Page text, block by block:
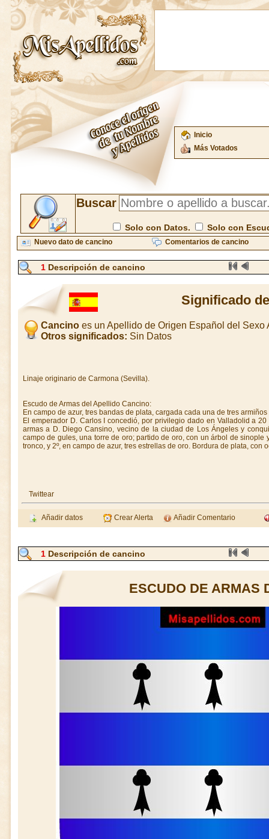
Inicio
Más Votados
Buscar
Solo con Datos. Solo con
Nuevo dato de cancino Comentarios de cancino
1Descripción de cancino
Significado
Cancino es un Apellido de Origen Español del Sexo
Otros significados: Sin Datos
Linaje originario de Carmona (Sevilla).
Escudo de Armas del Apellido Cancino:
En campo de azur, tres bandas de plata, cargada cada una de tres
El emperador D. Carlos I concedió, por privilegio dado en Valladolid a
armas a D. Diego Cansino, vecino de la ciudad de Los Ángeles y
campo de gules, una torre de oro; partido de oro, con un árbol de sinople
tronco, y 2º, en campo de azur, tres estrellas de oro. Bordura de plata, con
Twittear
Añadir datos Crear Alerta Añadir Comentario
1Descripción de cancino
ESCUDO DE ARMAS